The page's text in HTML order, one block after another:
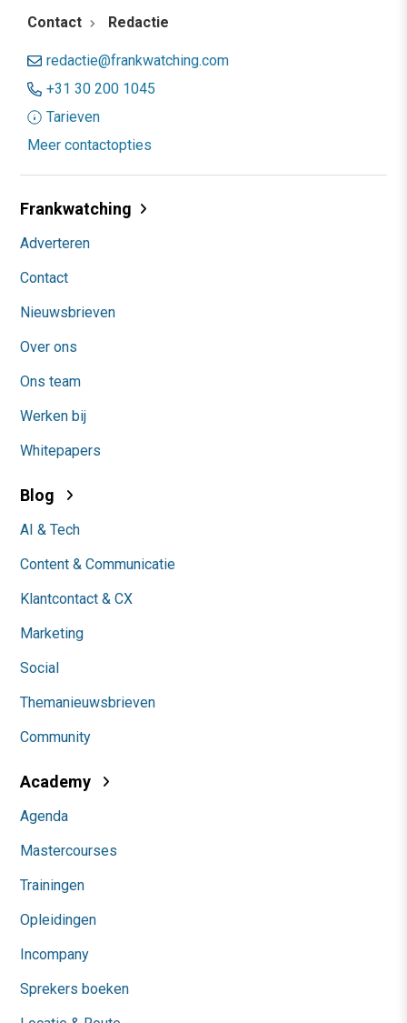
Contact Redactie
redactie@frankwatching.com
+31 30 200 1045
Tarieven
Meer contactopties
Frankwatching
Adverteren
Contact
Nieuwsbrieven
Over ons
Ons team
Werken bij
Whitepapers
Blog
AI & Tech
Content & Communicatie
Klantcontact & CX
Marketing
Social
Themanieuwsbrieven
Community
Academy
Agenda
Mastercourses
Trainingen
Opleidingen
Incompany
Sprekers boeken